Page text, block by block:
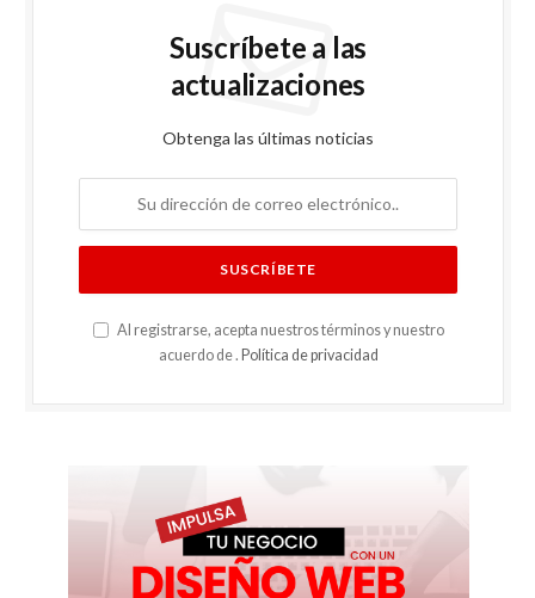
Suscríbete a las
actualizaciones
Obtenga las últimas noticias
Al registrarse, acepta nuestros términos y nuestro
acuerdo de . Política de privacidad